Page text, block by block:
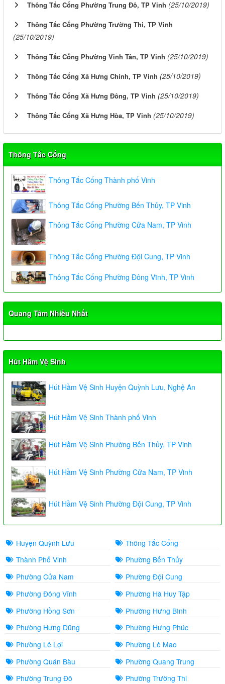
Thông Tắc Cống Phường Trung Đô, TP Vinh (25/10/2019)
Thông Tắc Cống Phường Trường Thi, TP Vinh
(25/10/2019)
Thông Tắc Cống Phường Vinh Tân, TP Vinh (25/10/2019)
Thông Tắc Cống Xã Hưng Chính, TP Vinh (25/10/2019)
Thông Tắc Cống Xã Hưng Đông, TP Vinh (25/10/2019)
Thông Tắc Cống Xã Hưng Hòa, TP Vinh (25/10/2019)
Thông Tắc Cống
Thông Tắc Cống Thành phố Vinh
Thông Tắc Cống Phường Bến Thủy, TP Vinh
Thông Tắc Cống Phường Cửa Nam, TP Vinh
Thông Tắc Cống Phường Đội Cung, TP Vinh
Thông Tắc Cống Phường Đông Vĩnh, TP Vinh
Quang Tâm Nhiều Nhất
Hút Hầm Vệ Sinh
Hút Hầm Vệ Sinh Huyện Quỳnh Lưu, Nghệ An
Hút Hầm Vệ Sinh Thành phố Vinh
Hút Hầm Vệ Sinh Phường Bến Thủy, TP Vinh
Hút Hầm Vệ Sinh Phường Cửa Nam, TP Vinh
Hút Hầm Vệ Sinh Phường Đội Cung, TP Vinh
Huyện Quỳnh Lưu
Thông Tắc Cống
Thành Phố Vinh
Phường Bến Thủy
Phường Cửa Nam
Phường Đội Cung
Phường Đông Vĩnh
Phường Hà Huy Tập
Phường Hồng Sơn
Phường Hưng Bình
Phường Hưng Dũng
Phường Hưng Phúc
Phường Lê Lợi
Phường Lê Mao
Phường Quán Bàu
Phường Quang Trung
Phường Trung Đô
Phường Trường Thi